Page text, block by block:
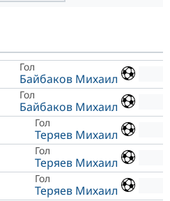
Гол
Байбаков Михаил
Гол
Байбаков Михаил
Гол
Теряев Михаил
Гол
Теряев Михаил
Гол
Теряев Михаил